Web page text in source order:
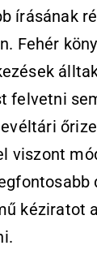
írásának
Fehér
felvetni
viszont
kéziratot